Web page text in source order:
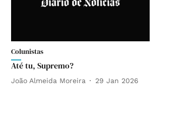
Colunistas
Até tu, Supremo?
João Almeida Moreira 29 Jan 2026